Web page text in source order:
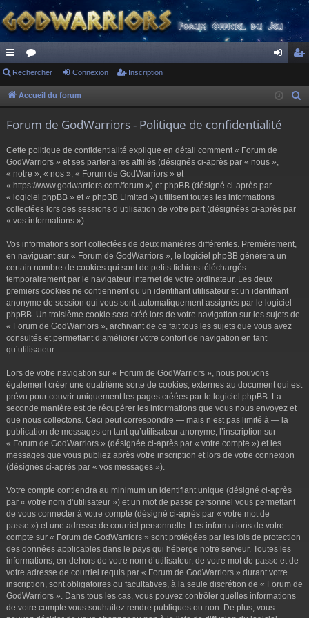
ac
co
s
or
u ne cri
Rechercher Connexion Inscription
Accueil du forum
Forum de GodWarriors - Politique de confidentialité
Cette politique de confidentialité explique en détail comment « Forum de
GodWarriors » et ses partenaires affiliés (désignés ci-après par « nous »,
« notre », « nos », « Forum de GodWarriors » et
« https://www.godwarriors.com/forum ») et phpBB (désigné ci-après par
« logiciel phpBB » et « phpBB Limited ») utilisent toutes les informations
collectées lors des sessions d’utilisation de votre part (désignées ci-après par
« vos informations »).
Vos informations sont collectées de deux manières différentes. Premièrement,
en naviguant sur « Forum de GodWarriors », le logiciel phpBB génèrera un
certain nombre de cookies qui sont de petits fichiers téléchargés
temporairement par le navigateur internet de votre ordinateur. Les deux
premiers cookies ne contiennent qu’un identifiant utilisateur et un identifiant
anonyme de session qui vous sont automatiquement assignés par le logiciel
phpBB. Un troisième cookie sera créé lors de votre navigation sur les sujets de
« Forum de GodWarriors », archivant de ce fait tous les sujets que vous avez
consultés et permettant d’améliorer votre confort de navigation en tant
qu’utilisateur.
Lors de votre navigation sur « Forum de GodWarriors », nous pouvons
également créer une quatrième sorte de cookies, externes au document qui est
prévu pour couvrir uniquement les pages créées par le logiciel phpBB. La
seconde manière est de récupérer les informations que vous nous envoyez et
que nous collectons. Ceci peut correspondre — mais n’est pas limité à — la
publication de messages en tant qu’utilisateur anonyme, l’inscription sur
« Forum de GodWarriors » (désignée ci-après par « votre compte ») et les
messages que vous publiez après votre inscription et lors de votre connexion
(désignés ci-après par « vos messages »).
Votre compte contiendra au minimum un identifiant unique (désigné ci-après
par « votre nom d’utilisateur ») et un mot de passe personnel vous permettant
de vous connecter à votre compte (désigné ci-après par « votre mot de
passe ») et une adresse de courriel personnelle. Les informations de votre
compte sur « Forum de GodWarriors » sont protégées par les lois de protection
des données applicables dans le pays qui héberge notre serveur. Toutes les
informations, en-dehors de votre nom d’utilisateur, de votre mot de passe et de
votre adresse de courriel requis par « Forum de GodWarriors » durant votre
inscription, sont obligatoires ou facultatives, à la seule discrétion de « Forum de
GodWarriors ». Dans tous les cas, vous pouvez contrôler quelles informations
de votre compte vous souhaitez rendre publiques ou non. De plus, vous